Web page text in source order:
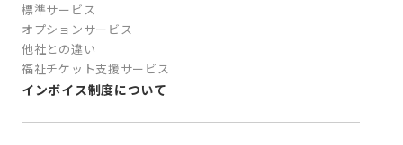
標準サービス
オプションサービス
他社との違い
福祉チケット支援サービス
インボイス制度について